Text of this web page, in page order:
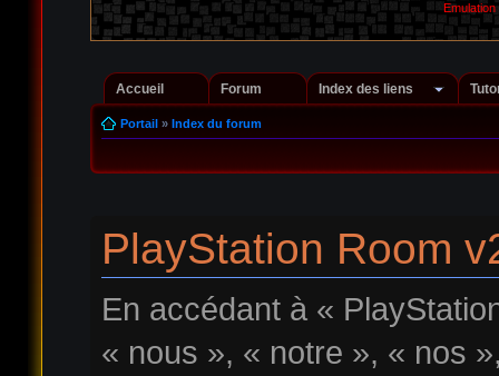
Accueil Forum Index des liens
Portail» Index du forum
PlayStation Room
En accédant à «
« nous », « notre », « nos